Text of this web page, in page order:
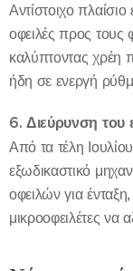
Αντίστοιχο
οφειλές προς τους
καλύπτοντας χρέη
ήδη σε ενεργή
6. Διεύρυνση του
Από τα τέλη
εξωδικαστικό
οφειλών για
μικροοφειλέτες να